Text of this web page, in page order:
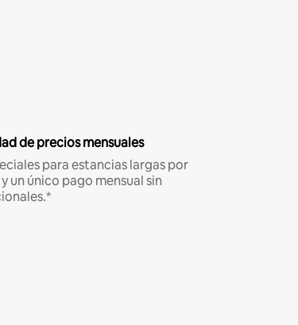
de precios mensuales
para estancias largas por
un único pago mensual sin